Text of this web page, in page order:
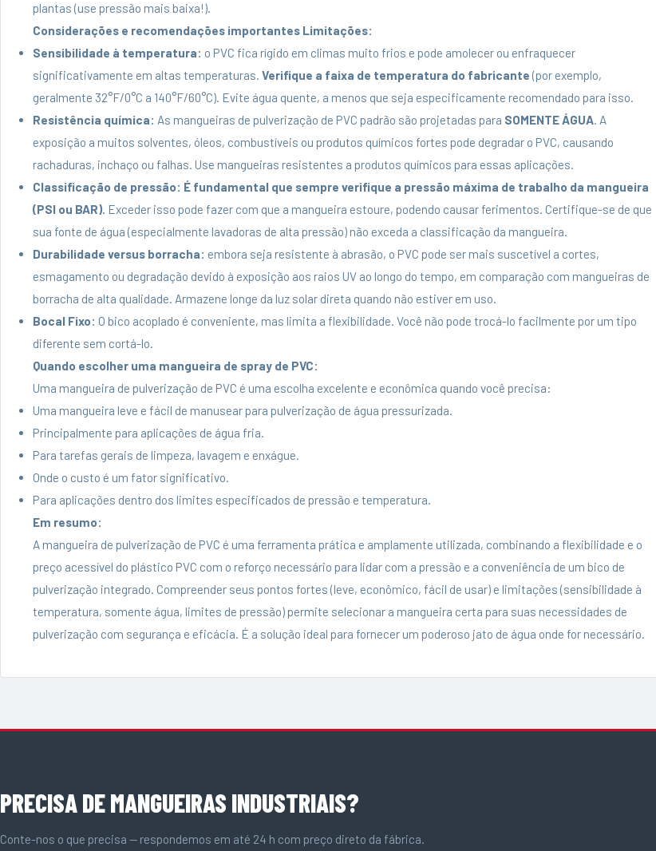
plantas (use pressão mais baixa!).
Considerações e recomendações importantes Limitações:
Sensibilidade à temperatura: o PVC fica rígido em climas muito frios e pode amolecer ou enfraquecer
significativamente em altas temperaturas. Verifique a faixa de temperatura do fabricante (por exemplo,
geralmente 32°F/0°C a 140°F/60°C). Evite água quente, a menos que seja especificamente recomendado para isso.
Resistência química: As mangueiras de pulverização de PVC padrão são projetadas para SOMENTE ÁGUA. A
exposição a muitos solventes, óleos, combustíveis ou produtos químicos fortes pode degradar o PVC, causando
rachaduras, inchaço ou falhas. Use mangueiras resistentes a produtos químicos para essas aplicações.
Classificação de pressão: É fundamental que sempre verifique a pressão máxima de trabalho da mangueira
(PSI ou BAR). Exceder isso pode fazer com que a mangueira estoure, podendo causar ferimentos. Certifique-se de que
sua fonte de água (especialmente lavadoras de alta pressão) não exceda a classificação da mangueira.
Durabilidade versus borracha: embora seja resistente à abrasão, o PVC pode ser mais suscetível a cortes,
esmagamento ou degradação devido à exposição aos raios UV ao longo do tempo, em comparação com mangueiras de
borracha de alta qualidade. Armazene longe da luz solar direta quando não estiver em uso.
Bocal Fixo: O bico acoplado é conveniente, mas limita a flexibilidade. Você não pode trocá-lo facilmente por um tipo
diferente sem cortá-lo.
Quando escolher uma mangueira de spray de PVC:
Uma mangueira de pulverização de PVC é uma escolha excelente e econômica quando você precisa:
Uma mangueira leve e fácil de manusear para pulverização de água pressurizada.
Principalmente para aplicações de água fria.
Para tarefas gerais de limpeza, lavagem e enxágue.
Onde o custo é um fator significativo.
Para aplicações dentro dos limites especificados de pressão e temperatura.
Em resumo:
A mangueira de pulverização de PVC é uma ferramenta prática e amplamente utilizada, combinando a flexibilidade e o
preço acessível do plástico PVC com o reforço necessário para lidar com a pressão e a conveniência de um bico de
pulverização integrado. Compreender seus pontos fortes (leve, econômico, fácil de usar) e limitações (sensibilidade à
temperatura, somente água, limites de pressão) permite selecionar a mangueira certa para suas necessidades de
pulverização com segurança e eficácia. É a solução ideal para fornecer um poderoso jato de água onde for necessário.
PRECISA DE MANGUEIRAS INDUSTRIAIS?
Conte-nos o que precisa — respondemos em até 24 h com preço direto da fábrica.